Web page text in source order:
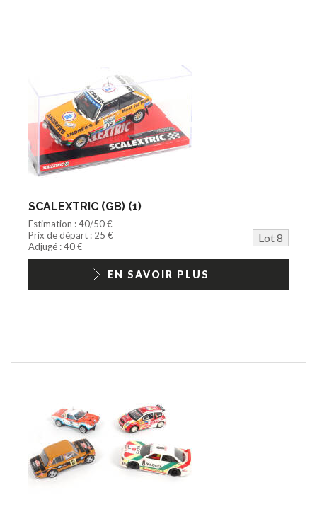
SCALEXTRIC (GB) (1)
Estimation : 40/50 €
Prix de départ : 25 €
Lot 8
Adjugé : 40 €
EN SAVOIR PLUS